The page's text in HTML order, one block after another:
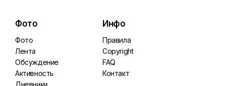
Фото
Фото
Лента
Обсуждение
Активность
Инфо
Правила
Copyright
FAQ
Контакт